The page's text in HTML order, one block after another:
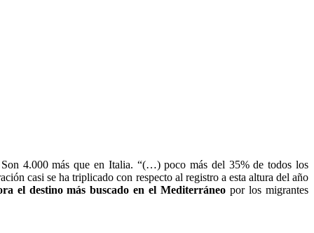
4.000 más que en Italia. “(…) poco más del 35% de todos los
casi se ha triplicado con respecto al registro a esta altura del año
el destino más buscado en el Mediterráneo por los migrantes